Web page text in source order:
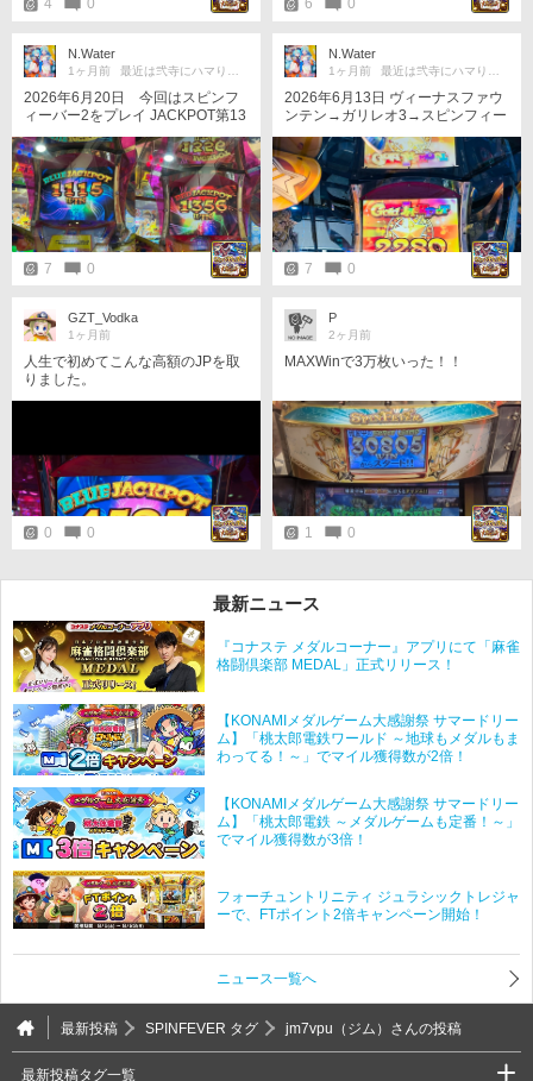
とにかく頑張りました。メダルは
4 0 6 0
N.Water
1ヶ月前 最近は弐寺にハマり中！
2026年6月20日 今回はスピンフ
ィーバー2をプレイ JACKPOT第13
N JACKPOT第137号！！ RED JA
CKPOT 1356 WIN JACKPOT第13
8号！！ RED JACKPOT 1011 WIN
バンパーヒット3枚イベントは強
い！ 落ちも悪めだから777やダイ
レクト、アイテムが当たりやす
く、おかげでJACKPOT3回も当た
りました！ かなり楽しかったで
7 0
N.Water
1ヶ月前 最近は弐寺にハマり中！
2026年6月13日 ヴィーナスファウ
ンテン→ガリレオ3→スピンフィー
D JACKPOT 2280 WIN 初期値UP
のイベントで、先にREDでもBLU
Eでもなく、ままさかのGOLD JAC
KPOTを獲得しました！！ 最後に
獲得してなら7ヶ月ぶりでした！
7 0
GZT_Vodka
1ヶ月前
人生で初めてこんな高額のJPを取
りました。
0 0
P
2ヶ月前
MAXWinで3万枚いった！！
1 0
最新ニュース
『コナステ メダルコーナー』アプリにて「麻雀
格闘倶楽部 MEDAL」正式リリース！
【KONAMIメダルゲーム大感謝祭 サマードリー
ム】「桃太郎電鉄ワールド ～地球もメダルもま
わってる！～」でマイル獲得数が2倍！
【KONAMIメダルゲーム大感謝祭 サマードリー
ム】「桃太郎電鉄 ～メダルゲームも定番！～」
でマイル獲得数が3倍！
フォーチュントリニティ ジュラシックトレジャ
ーで、FTポイント2倍キャンペーン開始！
ニュース一覧へ
最新投稿 SPINFEVER タグ jm7vpu（ジム）さんの投稿
最新投稿タグ一覧